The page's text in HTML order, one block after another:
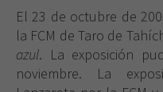
El 23 de octubre de
la FCM de Taro de
azul. La exposición
noviembre. La